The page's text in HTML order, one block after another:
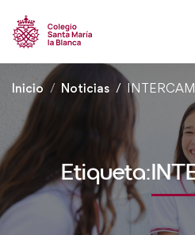
Inicio Noticias